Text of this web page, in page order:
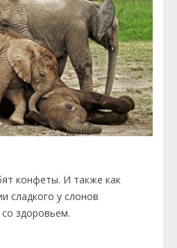
конфеты. И также как
сладкого у слонов
здоровьем.